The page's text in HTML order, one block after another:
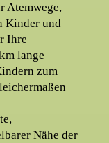
Atemwege,
Kinder und
Ihre
lange
zum
Nähe der